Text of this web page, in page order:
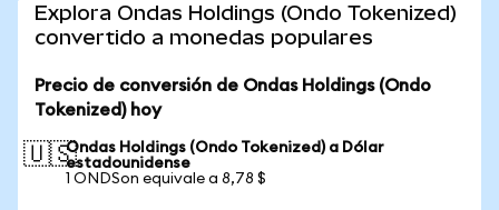
Explora Ondas Holdings (Ondo Tokenized)
convertido a monedas populares
Precio de conversión de Ondas Holdings (Ondo
Tokenized) hoy
🇺🇸Ondas Holdings (Ondo Tokenized) a Dólar
estadounidense
1 ONDSon equivale a 8,78 $